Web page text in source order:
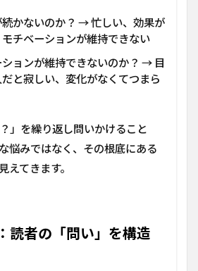
かないのか？ → 忙しい、効果が
チベーションが維持できない
ョンが維持できないのか？ → 目
と寂しい、変化がなくてつまら
」を繰り返し問いかけること
悩みではなく、その根底にある
えてきます。
読者の「問い」を構造